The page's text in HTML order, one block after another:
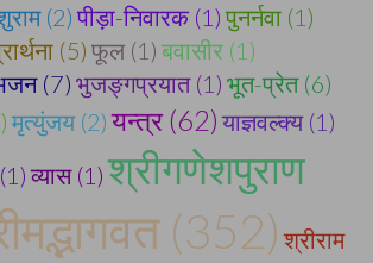
(2) पीड़ा-निवारक (1) पुनर्नवा (1)
(5) फूल (1) बवासीर (1)
(7) भुजङ्गप्रयात (1) भूत-प्रेत (6)
मृत्युंजय (2) यन्त्र (62) याज्ञवल्क्य (1)
व्यास (1) श्रीगणेशपुराण
(352) श्रीराम